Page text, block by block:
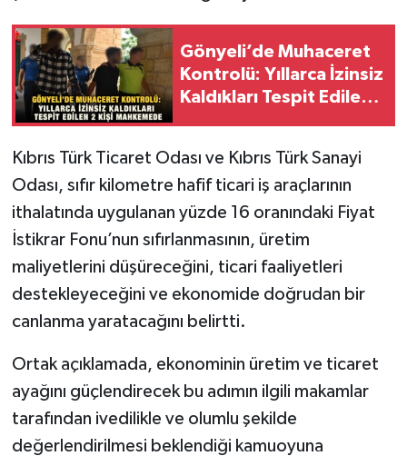
Gönyeli’de Muhaceret
Kontrolü: Yıllarca İzinsiz
Kaldıkları Tespit Edilen
Kıbrıs Türk Ticaret Odası ve Kıbrıs Türk Sanayi
Odası, sıfır kilometre hafif ticari iş araçlarının
ithalatında uygulanan yüzde 16 oranındaki Fiyat
İstikrar Fonu’nun sıfırlanmasının, üretim
maliyetlerini düşüreceğini, ticari faaliyetleri
destekleyeceğini ve ekonomide doğrudan bir
canlanma yaratacağını belirtti.
Ortak açıklamada, ekonominin üretim ve ticaret
ayağını güçlendirecek bu adımın ilgili makamlar
tarafından ivedilikle ve olumlu şekilde
değerlendirilmesi beklendiği kamuoyuna